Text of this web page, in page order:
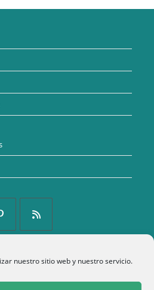
nuestro sitio web y nuestro servicio.
Se
en
una